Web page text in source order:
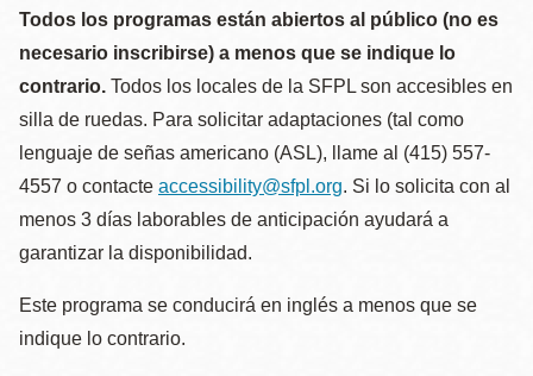
Todos los programas están abiertos al público (no es
necesario inscribirse) a menos que se indique lo
contrario. Todos los locales de la SFPL son accesibles en
silla de ruedas. Para solicitar adaptaciones (tal como
lenguaje de señas americano (ASL), llame al (415) 557-
4557 o contacte accessibility@sfpl.org. Si lo solicita con al
menos 3 días laborables de anticipación ayudará a
garantizar la disponibilidad.
Este programa se conducirá en inglés a menos que se
indique lo contrario.